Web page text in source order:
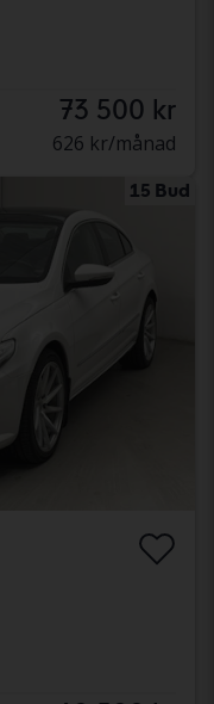
73 500 kr
626 kr/månad
15 Bud